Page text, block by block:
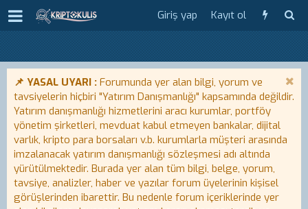
Giriş yap Kayıt ol
📌 YASAL UYARI : Forumunda yer alan bilgi, yorum ve
tavsiyelerin hiçbiri "Yatırım Danışmanlığı" kapsamında değildir.
Yatırım danışmanlığı hizmetlerini aracı kurumlar, portföy
yönetim şirketleri, mevduat kabul etmeyen bankalar, dijital
varlık, kripto para borsaları v.b. kurumlarla müşteri arasında
imzalanacak yatırım danışmanlığı sözleşmesi adı altında
yürütülmektedir. Burada yer alan tüm bilgi, belge, yorum,
tavsiye, analizler, haber ve yazılar forum üyelerinin kişisel
görüşlerinden ibarettir. Bu nedenle forum içeriklerinde yer